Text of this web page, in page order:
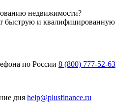
недвижимости?
быструю и квалифицированную
по России 8 (800) 777-52-63
дня help@plusfinance.ru